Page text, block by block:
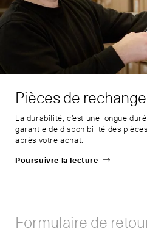
Pièces de rechange
La durabilité, c’est une longue
garantie de disponibilité des
après votre achat.
Poursuivre la lecture
Formulaire de